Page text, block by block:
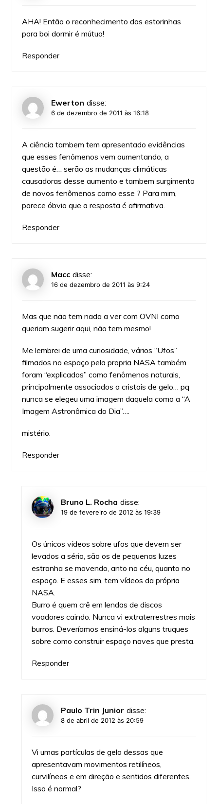
AHA! Então o reconhecimento das estorinhas
para boi dormir é mútuo!
Responder
Ewerton disse:
6 de dezembro de 2011 às 16:18
A ciência tambem tem apresentado evidências
que esses fenômenos vem aumentando, a
questão é… serão as mudanças climáticas
causadoras desse aumento e tambem surgimento
de novos fenômenos como esse ? Para mim,
parece óbvio que a resposta é afirmativa.
Responder
Macc disse:
16 de dezembro de 2011 às 9:24
Mas que não tem nada a ver com OVNI como
queriam sugerir aqui, não tem mesmo!
Me lembrei de uma curiosidade, vários “Ufos”
filmados no espaço pela propria NASA também
foram “explicados” como fenômenos naturais,
principalmente associados a cristais de gelo… pq
nunca se elegeu uma imagem daquela como a “A
Imagem Astronômica do Dia”….
mistério.
Responder
Bruno L. Rocha disse:
19 de fevereiro de 2012 às 19:39
Os únicos vídeos sobre ufos que devem ser
levados a sério, são os de pequenas luzes
estranha se movendo, anto no céu, quanto no
espaço. E esses sim, tem vídeos da própria
NASA.
Burro é quem crê em lendas de discos
voadores caindo. Nunca vi extraterrestres mais
burros. Deveríamos ensiná-los alguns truques
sobre como construir espaço naves que presta.
Responder
Paulo Trin Junior disse:
8 de abril de 2012 às 20:59
Vi umas partículas de gelo dessas que
apresentavam movimentos retilíneos,
curvilíneos e em direção e sentidos diferentes.
Isso é normal?